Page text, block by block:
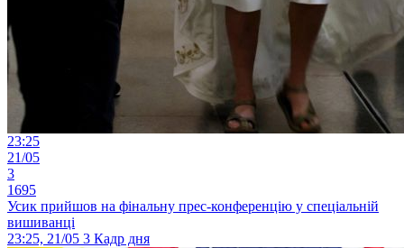
23:25
21/05
3
1695
Усик прийшов на фінальну прес-конференцію у спеціальній
вишиванці
23:25, 21/05 3 Кадр дня